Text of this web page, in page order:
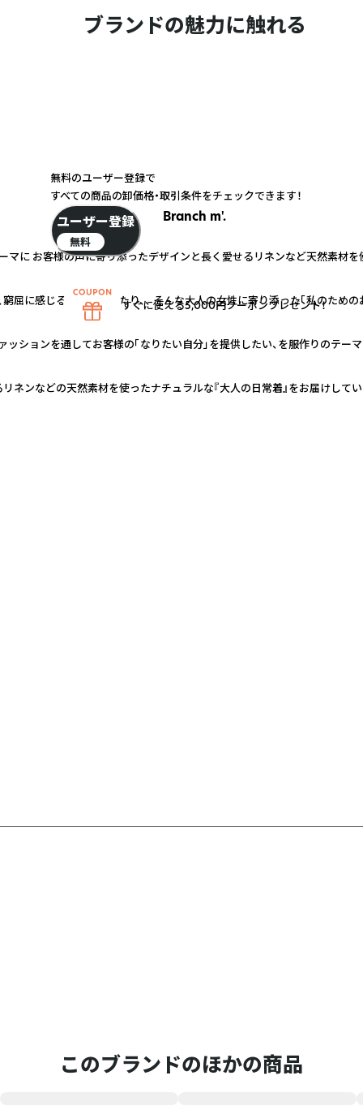
ブランドの魅力に触れる
Branch m'.
マに お客様の声に寄り添ったデザインと長く愛せるリネンなど天然素材
屈に感じるようになったり、、 そんな大人の女性に寄り添った「私のため
ションを通してお客様の「なりたい自分」を提供したい、を服作りのテー
ネンなどの天然素材を使ったナチュラルな『大人の日常着』をお届けしてい
このブランドのほかの商品
無料のユーザー登録で
すべての商品の卸価格・取引条件をチェックできます！
ユーザー登録
無料
すぐに使える5,000円クーポンプレゼント！